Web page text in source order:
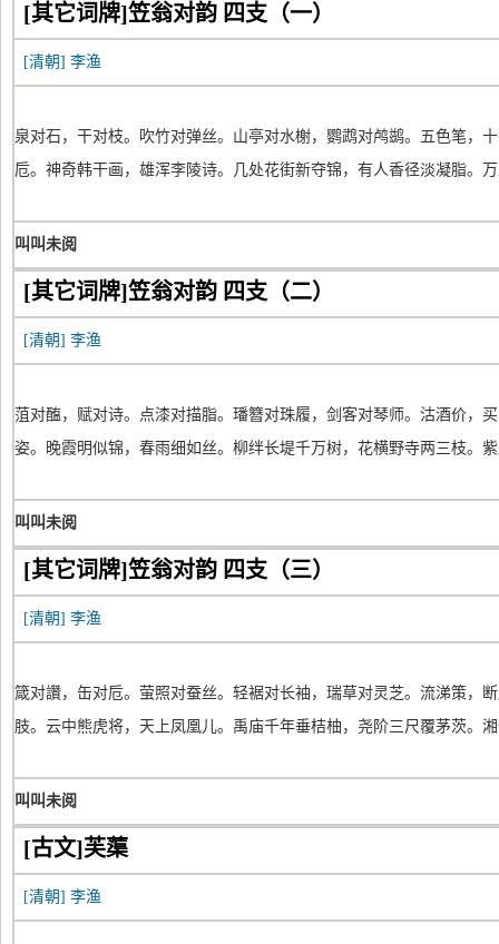
[其它词牌]笠翁对韵 四支（一）
[清朝] 李渔
泉对石，干对枝。吹竹对弹丝。山亭对水榭，鹦鹉对鸬鹚。五色笔，
卮。神奇韩干画，雄浑李陵诗。几处花街新夺锦，有人香径淡凝脂。
叫叫未阅
[其它词牌]笠翁对韵 四支（二）
[清朝] 李渔
菹对醢，赋对诗。点漆对描脂。璠簪对珠履，剑客对琴师。沽酒价，
姿。晚霞明似锦，春雨细如丝。柳绊长堤千万树，花横野寺两三枝。
叫叫未阅
[其它词牌]笠翁对韵 四支（三）
[清朝] 李渔
箴对讚，缶对卮。萤照对蚕丝。轻裾对长袖，瑞草对灵芝。流涕策，
肢。云中熊虎将，天上凤凰儿。禹庙千年垂桔柚，尧阶三尺覆茅茨。
叫叫未阅
[古文]芙蕖
[清朝] 李渔